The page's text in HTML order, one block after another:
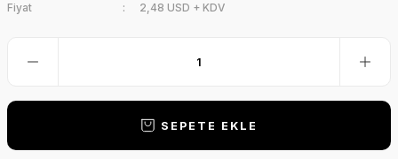
Fiyat
2,48 USD + KDV
SEPETE EKLE